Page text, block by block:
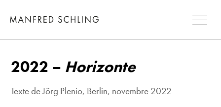
2022 – Horizonte
Texte de Jörg Plenio, Berlin, novembre 2022